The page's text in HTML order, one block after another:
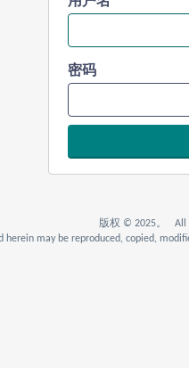
密码
版权 © 2025。 All
herein may be reproduced, copied,